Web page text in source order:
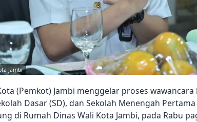
Jambi
(Pemkot) Jambi menggelar proses wawancara
Dasar (SD), dan Sekolah Menengah
di Rumah Dinas Wali Kota Jambi, pada Rabu